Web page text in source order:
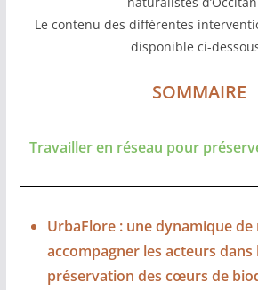
Le contenu des différentes
disponible ci-
SOMMAIRE
Travailler en réseau pour
UrbaFlore : une dynamique
accompagner les acteurs dans
préservation des cœurs de